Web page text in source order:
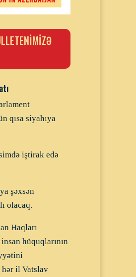
qısa siyahıya
iştirak edə
şəxsən
olacaq.
Haqları
hüquqlarının
hər il Vatslav